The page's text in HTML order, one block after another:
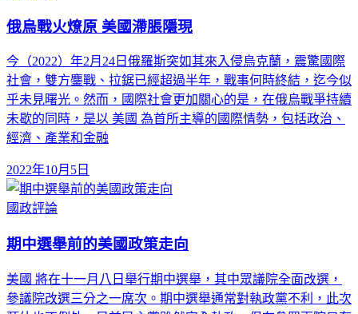
俄烏戰火燎原 美國滯脹隱現
今（2022）年2月24日俄羅斯突如其來入侵烏克蘭，震驚國際
社會，雙方鏖戰、拉鋸已經超過半年，戰事何時終結，迄今似
乎未見曙光。然而，國際社會更加關心的是，在俄烏戰爭持續
未歇的同時，是以 美國 為首所主導的國際情勢，包括政治、
經濟、產業和金融
2022年10月5日
國政評論
期中選舉前的美國政策走向
美國 將在十一月八日舉行期中選舉，其中眾議院全面改選，
參議院改選三分之一席次。期中選舉通常對執政黨不利，此次